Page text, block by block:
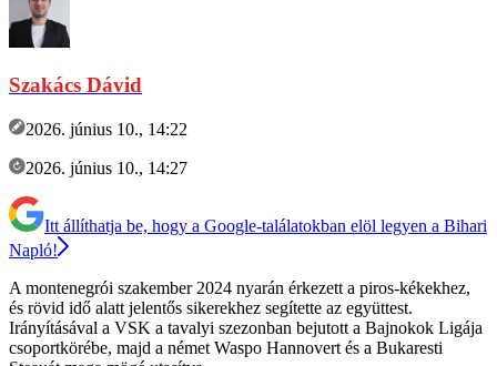
Szakács Dávid
2026. június 10., 14:22
2026. június 10., 14:27
Itt állíthatja be, hogy a Google-találatokban elöl legyen a Bihari
Napló!
A montenegrói szakember 2024 nyarán érkezett a piros-kékekhez,
és rövid idő alatt jelentős sikerekhez segítette az együttest.
Irányításával a VSK a tavalyi szezonban bejutott a Bajnokok Ligája
csoportkörébe, majd a német Waspo Hannovert és a Bukaresti